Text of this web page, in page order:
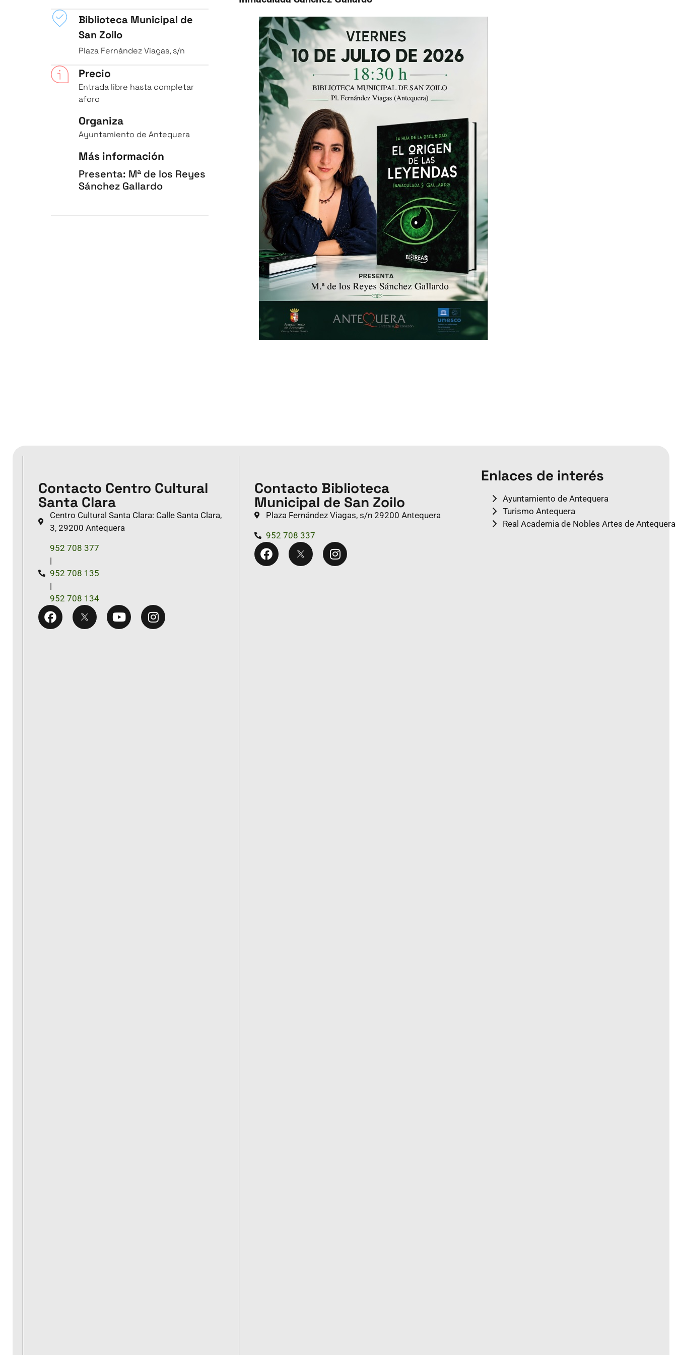
Biblioteca Municipal de
San Zoilo
Plaza Fernández Viagas, s/n
Precio
Entrada libre hasta completar
aforo
Organiza
Ayuntamiento de Antequera
Más información
Presenta: Mª de los Reyes
Sánchez Gallardo
Contacto Centro Cultural
Santa Clara
Centro Cultural Santa Clara: Calle Santa Clara,
3, 29200 Antequera
952 708 377
|
952 708 135
|
952 708 134
Contacto Biblioteca
Municipal de San Zoilo
Plaza Fernández Viagas, s/n 29200 Antequera
952 708 337
Enlaces de interés
Ayuntamiento de Antequera
Turismo Antequera
Real Academia de Nobles Artes de Antequera